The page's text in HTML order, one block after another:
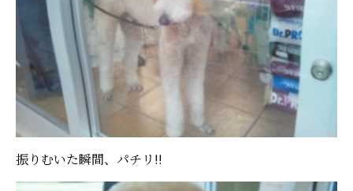
振りむいた瞬間、パチリ!!